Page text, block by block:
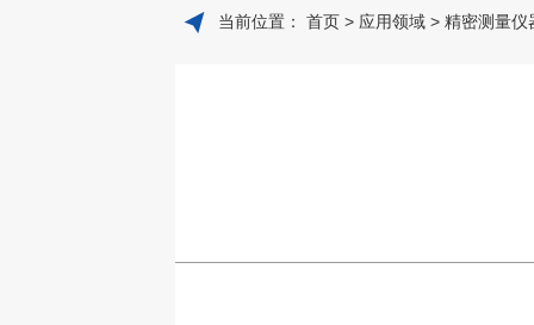
当前位置： 首页> 应用领域> 精密测量仪